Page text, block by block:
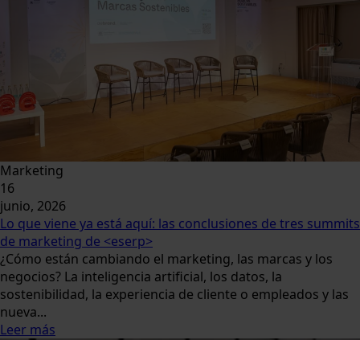
Marketing
16
junio, 2026
Lo que viene ya está aquí: las conclusiones de tres summits
de marketing de <eserp>
¿Cómo están cambiando el marketing, las marcas y los
negocios? La inteligencia artificial, los datos, la
sostenibilidad, la experiencia de cliente o empleados y las
nueva...
Leer más